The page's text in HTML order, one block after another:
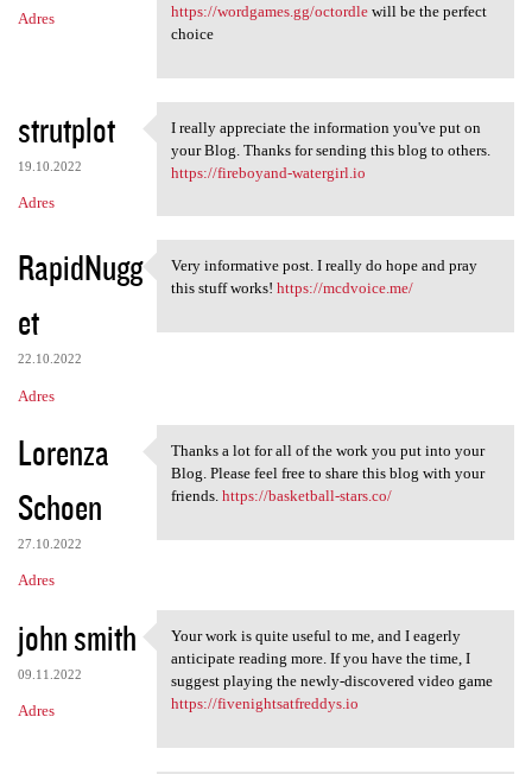
Adres
https://wordgames.gg/octordlewill be the perfect
choice
strutplot
19.10.2022
Adres
I really appreciate the
I really appreciate the information you've put on
your Blog. Thanks for sending this blog to others.
https://fireboyand-watergirl.io
RapidNugg
et
22.10.2022
Adres
Very informative post. I
Very informative post. I really do hope and pray
this stuff works! https://mcdvoice.me/
Lorenza
Schoen
27.10.2022
Adres
Thanks a lot for all of the
Thanks a lot for all of the work you put into your
Blog. Please feel free to share this blog with your
friends. https://basketball-stars.co/
john smith
09.11.2022
Adres
Your work is quite useful to
Your work is quite useful to me, and I eagerly
anticipate reading more. If you have the time, I
suggest playing the newly-discovered video game
https://fivenightsatfreddys.io